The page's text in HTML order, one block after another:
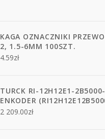
KAGA OZNACZNIKI
2, 1.5-6MM 100SZT.
4.59zł
TURCK RI-12H12E1-
ENKODER
2 209.00zł